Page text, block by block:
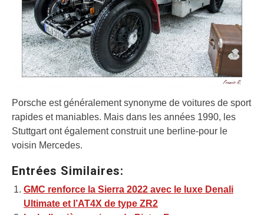
Porsche est généralement synonyme de voitures de sport
rapides et maniables. Mais dans les années 1990, les
Stuttgart ont également construit une berline-pour le
voisin Mercedes.
Entrées Similaires:
GMC renforce la Sierra 2022 avec le luxe Denali
Ultimate et l’AT4X de type ZR2